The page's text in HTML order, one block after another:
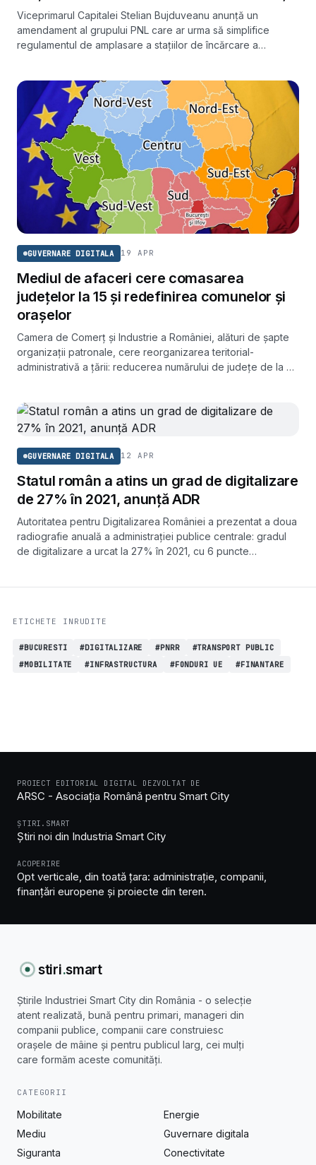
Viceprimarul Capitalei Stelian Bujduveanu anunță un
amendament al grupului PNL care ar urma să simplifice
regulamentul de amplasare a stațiilor de încărcare a
GUVERNARE DIGITALA 19 APR
Mediul de afaceri cere comasarea
județelor la 15 și redefinirea comunelor și
orașelor
Camera de Comerț și Industrie a României, alături de șapte
organizații patronale, cere reorganizarea teritorial-
administrativă a țării: reducerea numărului de județe de la 41
aparatul birocratic și echilibrarea bugetului de stat.
GUVERNARE DIGITALA 12 APR
Statul român a atins un grad de digitalizare
de 27% în 2021, anunță ADR
Autoritatea pentru Digitalizarea României a prezentat a doua
radiografie anuală a administrației publice centrale: gradul
de digitalizare a urcat la 27% în 2021, cu 6 puncte
ETICHETE INRUDITE
#BUCURESTI #DIGITALIZARE #PNRR
#TRANSPORT PUBLIC
#MOBILITATE
#INFRASTRUCTURA #FONDURI UE #FINANTARE
PROIECT EDITORIAL DIGITAL DEZVOLTAT DE
ARSC - Asociația Română pentru Smart City
ȘTIRI.SMART
Știri noi din Industria Smart City
ACOPERIRE
Opt verticale, din toată țara: administrație, companii,
finanțări europene și proiecte din teren.
stiri.smart
Știrile Industriei Smart City din România - o selecție
atent realizată, bună pentru primari, manageri din
companii publice, companii care construiesc
orașele de mâine și pentru publicul larg, cei mulți
care formăm aceste comunități.
CATEGORII
Mobilitate
Energie
Mediu
Guvernare digitala
Siguranta
Conectivitate